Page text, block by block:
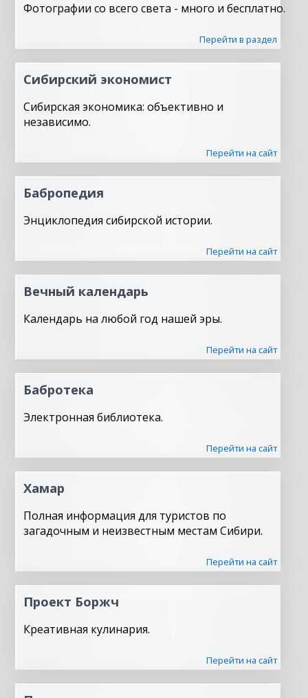
Фотографии со всего света - много и бесплатно.
Перейти в раздел
Сибирский экономист
Сибирская экономика: объективно и
независимо.
Перейти на сайт
Бабропедия
Энциклопедия сибирской истории.
Перейти на сайт
Вечный календарь
Календарь на любой год нашей эры.
Перейти на сайт
Бабротека
Электронная библиотека.
Перейти на сайт
Хамар
Полная информация для туристов по
загадочным и неизвестным местам Сибири.
Перейти на сайт
Проект Боржч
Креативная кулинария.
Перейти на сайт